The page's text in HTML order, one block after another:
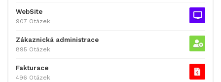
WebSite
907 Otázek
Zákaznická administrace
895 Otázek
Fakturace
496 Otázek